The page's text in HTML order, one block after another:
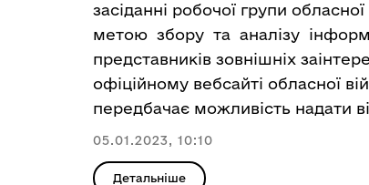
засіданні робочої групи
метою збору та аналізу
представників зовнішніх
офіційному вебсайті обласної
передбачає можливість надати
05.01.2023, 10:10
Детальніше